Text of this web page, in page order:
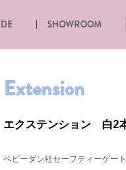
SHOWROOM
Extension
エクステンション 白2
ベビーダン社セーフティーゲー